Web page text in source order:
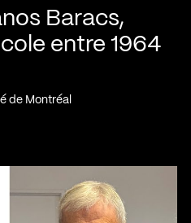
Baracs,
entre 1964
de Montréal